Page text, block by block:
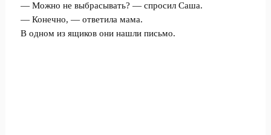
— Можно не выбрасывать? — спросил Саша.
— Конечно, — ответила мама.
В одном из ящиков они нашли письмо.